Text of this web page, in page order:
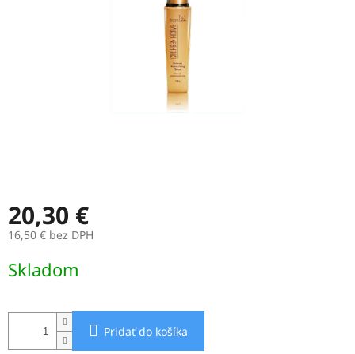
20,30 €
16,50 € bez DPH
cena:
Skladom
Pridať do košíka